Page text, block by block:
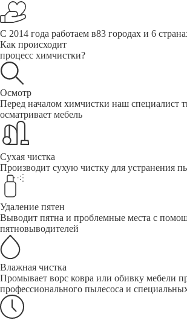
С 2014 года работаем в83 городах и 6
Как происходит
процесс химчистки?
Осмотр
Перед началом химчистки наш специалист
осматривает мебель
Сухая чистка
Производит сухую чистку для устранения
Удаление пятен
Выводит пятна и проблемные места с
пятновыводителей
Влажная чистка
Промывает ворс ковра или обивку мебели
профессионального пылесоса и